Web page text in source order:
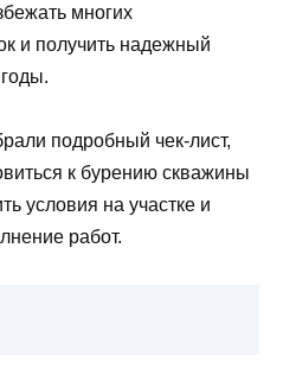
многих
и получить надежный
подробный чек-лист,
к бурению скважины
условия на участке и
работ.